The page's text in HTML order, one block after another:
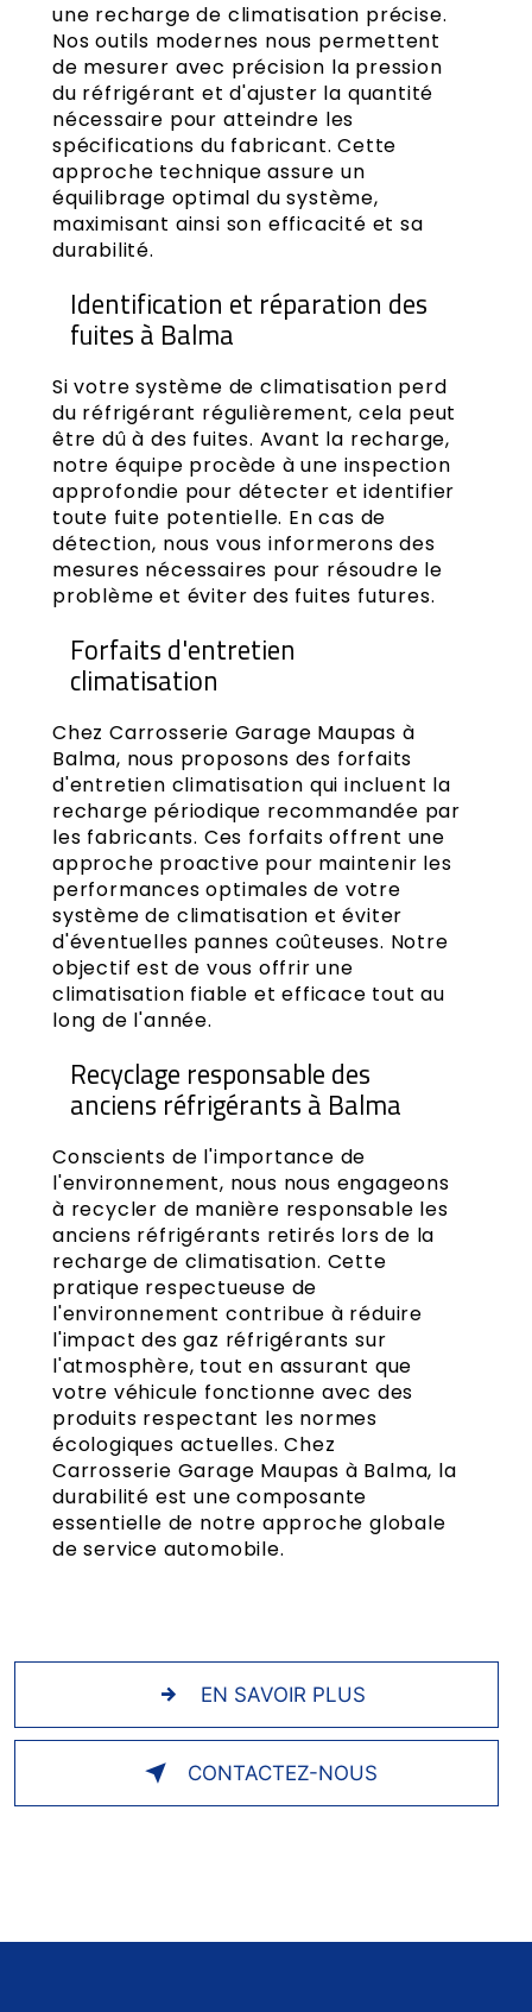
une recharge de climatisation précise.
Nos outils modernes nous permettent
de mesurer avec précision la pression
du réfrigérant et d'ajuster la quantité
nécessaire pour atteindre les
spécifications du fabricant. Cette
approche technique assure un
équilibrage optimal du système,
maximisant ainsi son efficacité et sa
durabilité.
Identification et réparation des
fuites à Balma
Si votre système de climatisation perd
du réfrigérant régulièrement, cela peut
être dû à des fuites. Avant la recharge,
notre équipe procède à une inspection
approfondie pour détecter et identifier
toute fuite potentielle. En cas de
détection, nous vous informerons des
mesures nécessaires pour résoudre le
problème et éviter des fuites futures.
Forfaits d'entretien
climatisation
Chez Carrosserie Garage Maupas à
Balma, nous proposons des forfaits
d'entretien climatisation qui incluent la
recharge périodique recommandée par
les fabricants. Ces forfaits offrent une
approche proactive pour maintenir les
performances optimales de votre
système de climatisation et éviter
d'éventuelles pannes coûteuses. Notre
objectif est de vous offrir une
climatisation fiable et efficace tout au
long de l'année.
Recyclage responsable des
anciens réfrigérants à Balma
Conscients de l'importance de
l'environnement, nous nous engageons
à recycler de manière responsable les
anciens réfrigérants retirés lors de la
recharge de climatisation. Cette
pratique respectueuse de
l'environnement contribue à réduire
l'impact des gaz réfrigérants sur
l'atmosphère, tout en assurant que
votre véhicule fonctionne avec des
produits respectant les normes
écologiques actuelles. Chez
Carrosserie Garage Maupas à Balma, la
durabilité est une composante
essentielle de notre approche globale
de service automobile.
EN SAVOIR PLUS
CONTACTEZ-NOUS